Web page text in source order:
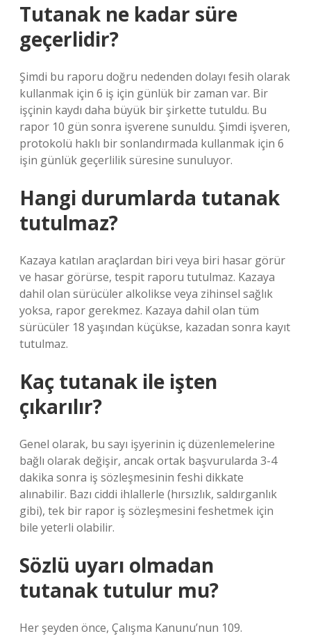
Tutanak ne kadar süre
geçerlidir?
Şimdi bu raporu doğru nedenden dolayı fesih olarak
kullanmak için 6 iş için günlük bir zaman var. Bir
işçinin kaydı daha büyük bir şirkette tutuldu. Bu
rapor 10 gün sonra işverene sunuldu. Şimdi işveren,
protokolü haklı bir sonlandırmada kullanmak için 6
işin günlük geçerlilik süresine sunuluyor.
Hangi durumlarda tutanak
tutulmaz?
Kazaya katılan araçlardan biri veya biri hasar görür
ve hasar görürse, tespit raporu tutulmaz. Kazaya
dahil olan sürücüler alkolikse veya zihinsel sağlık
yoksa, rapor gerekmez. Kazaya dahil olan tüm
sürücüler 18 yaşından küçükse, kazadan sonra kayıt
tutulmaz.
Kaç tutanak ile işten
çıkarılır?
Genel olarak, bu sayı işyerinin iç düzenlemelerine
bağlı olarak değişir, ancak ortak başvurularda 3-4
dakika sonra iş sözleşmesinin feshi dikkate
alınabilir. Bazı ciddi ihlallerle (hırsızlık, saldırganlık
gibi), tek bir rapor iş sözleşmesini feshetmek için
bile yeterli olabilir.
Sözlü uyarı olmadan
tutanak tutulur mu?
Her şeyden önce, Çalışma Kanunu’nun 109.